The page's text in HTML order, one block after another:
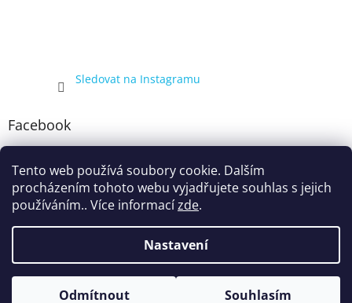
Tento web používá soubory cookie. Dalším
procházením tohoto webu vyjadřujete souhlas s jejich
používáním.. Více informacízde.
Nastavení
Odmítnout Souhlasím
Kompletní nabídka balíčků 4+1, zobrazená pouze registrovaným
Sledovat na Instagramu
Facebook
Vytvořil Shoptet
Copyright 2026ecigarka.cz . Všechna práva vyhrazena.